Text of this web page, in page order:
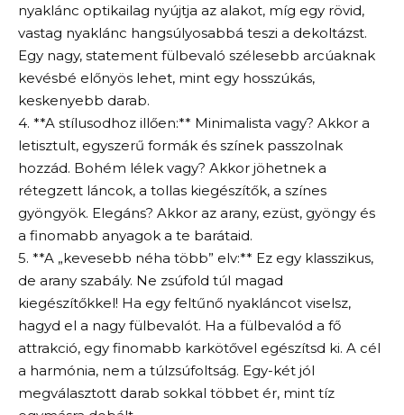
nyaklánc optikailag nyújtja az alakot, míg egy rövid,
vastag nyaklánc hangsúlyosabbá teszi a dekoltázst.
Egy nagy, statement fülbevaló szélesebb arcúaknak
kevésbé előnyös lehet, mint egy hosszúkás,
keskenyebb darab.
4. **A stílusodhoz illően:** Minimalista vagy? Akkor a
letisztult, egyszerű formák és színek passzolnak
hozzád. Bohém lélek vagy? Akkor jöhetnek a
rétegzett láncok, a tollas kiegészítők, a színes
gyöngyök. Elegáns? Akkor az arany, ezüst, gyöngy és
a finomabb anyagok a te barátaid.
5. **A „kevesebb néha több” elv:** Ez egy klasszikus,
de arany szabály. Ne zsúfold túl magad
kiegészítőkkel! Ha egy feltűnő nyakláncot viselsz,
hagyd el a nagy fülbevalót. Ha a fülbevalód a fő
attrakció, egy finomabb karkötővel egészítsd ki. A cél
a harmónia, nem a túlzsúfoltság. Egy-két jól
megválasztott darab sokkal többet ér, mint tíz